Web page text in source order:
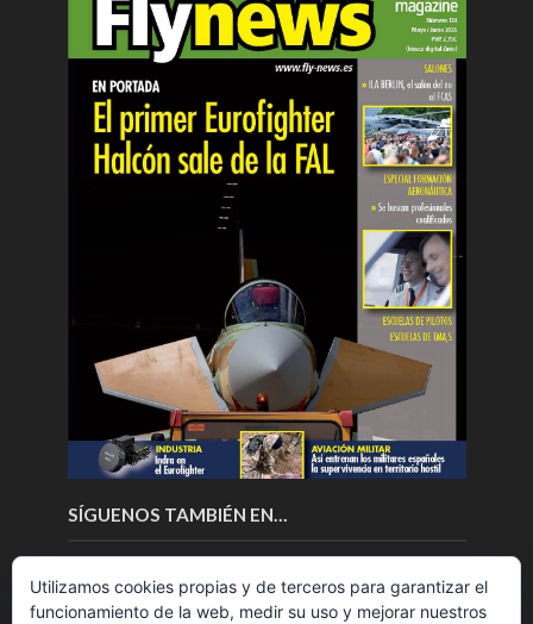
SÍGUENOS TAMBIÉN EN…
Utilizamos cookies propias y de terceros para garantizar el
funcionamiento de la web, medir su uso y mejorar nuestros